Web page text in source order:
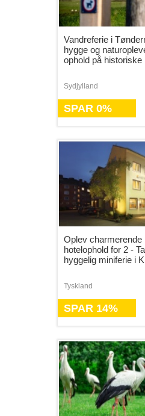
Vandreferie i
hygge og
ophold på historiske
Sydjylland
SPAR 0%
Oplev charmerende
hotelophold for 2 -
hyggelig miniferie i
Tyskland
SPAR 14%